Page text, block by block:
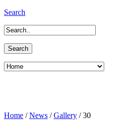
Search
Home / News / Gallery / 30